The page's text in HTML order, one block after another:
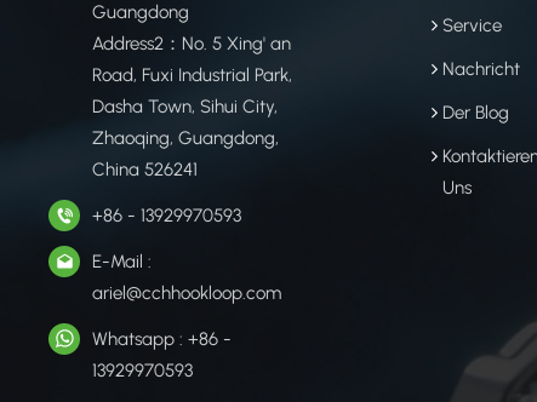
Guangdong
Address2：No. 5 Xing' an
Road, Fuxi Industrial Park,
Dasha Town, Sihui City,
Zhaoqing, Guangdong,
China 526241
+86 - 13929970593
E-Mail :
ariel@cchhookloop.com
Whatsapp : +86 -
13929970593
Service
Nachricht
Der Blog
Uns